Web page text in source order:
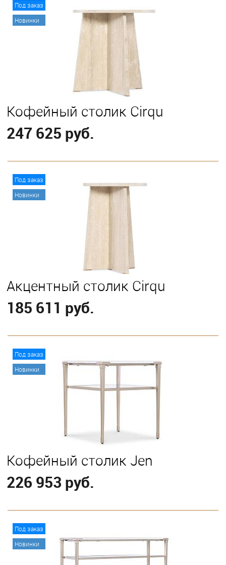
Под заказ
Новинки
Кофейный столик Cirqu
247 625 руб.
Под заказ
Новинки
Акцентный столик Cirqu
185 611 руб.
Под заказ
Новинки
Кофейный столик Jen
226 953 руб.
Под заказ
Новинки